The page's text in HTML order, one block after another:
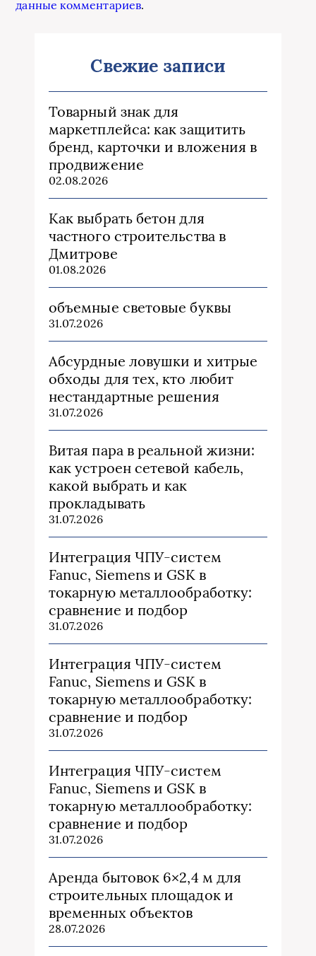
данные комментариев.
Свежие записи
Товарный знак для
маркетплейса: как защитить
бренд, карточки и вложения в
продвижение
02.08.2026
Как выбрать бетон для
частного строительства в
Дмитрове
01.08.2026
объемные световые буквы
31.07.2026
Абсурдные ловушки и хитрые
обходы для тех, кто любит
нестандартные решения
31.07.2026
Витая пара в реальной жизни:
как устроен сетевой кабель,
какой выбрать и как
прокладывать
31.07.2026
Интеграция ЧПУ-систем
Fanuc, Siemens и GSK в
токарную металлообработку:
сравнение и подбор
31.07.2026
Интеграция ЧПУ-систем
Fanuc, Siemens и GSK в
токарную металлообработку:
сравнение и подбор
31.07.2026
Интеграция ЧПУ-систем
Fanuc, Siemens и GSK в
токарную металлообработку:
сравнение и подбор
31.07.2026
Аренда бытовок 6×2,4 м для
строительных площадок и
временных объектов
28.07.2026